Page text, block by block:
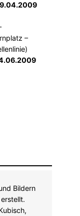
–
Bildern